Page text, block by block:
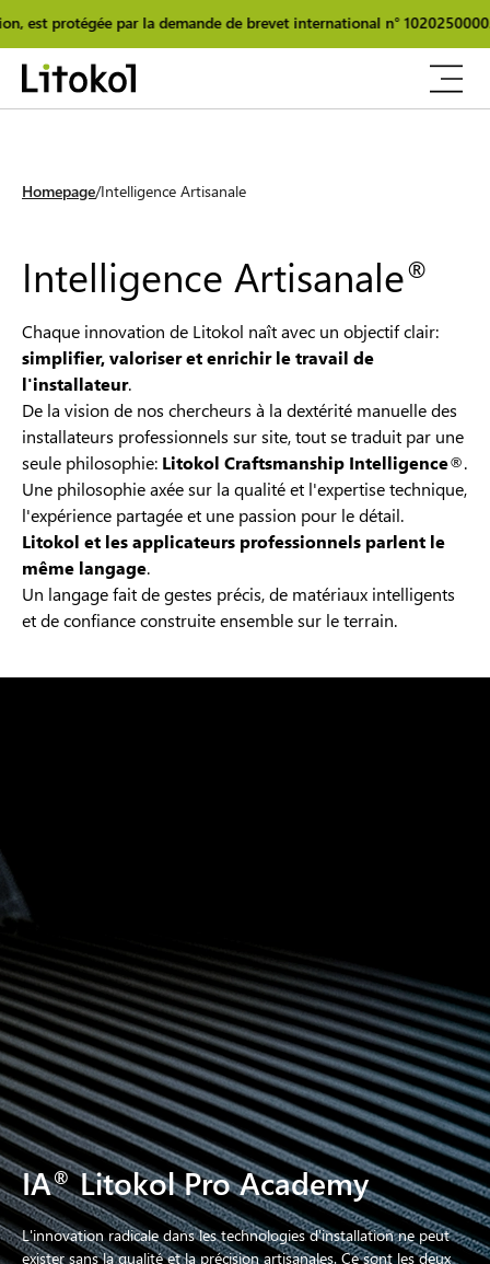
par la demande de brevet international n° 102025000025348.
Homepage Intelligence Artisanale
Intelligence Artisanale®
Chaque innovation de Litokol naît avec un objectif clair:
simplifier, valoriser et enrichir le travail de
l'installateur.
De la vision de nos chercheurs à la dextérité manuelle des
installateurs professionnels sur site, tout se traduit par une
seule philosophie: Litokol Craftsmanship Intelligence®.
Une philosophie axée sur la qualité et l'expertise technique,
l'expérience partagée et une passion pour le détail.
Litokol et les applicateurs professionnels parlent le
même langage.
Un langage fait de gestes précis, de matériaux intelligents
et de confiance construite ensemble sur le terrain.
IA®Litokol Pro Academy
L'innovation radicale dans les technologies d'installation ne peut
exister sans la qualité et la précision artisanales. Ce sont les deux